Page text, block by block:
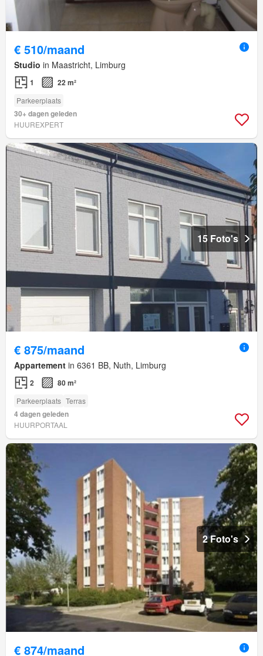
€ 510/maand
Studio in Maastricht, Limburg
1 22 m²
Parkeerplaats
30+ dagen geleden
HUUREXPERT
15 Foto's
€ 875/maand
Appartement in 6361 BB, Nuth, Limburg
2 80 m²
Parkeerplaats Terras
4 dagen geleden
HUURPORTAAL
2 Foto's
€ 874/maand